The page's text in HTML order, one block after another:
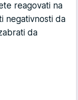
reagovati na
negativnosti da
da